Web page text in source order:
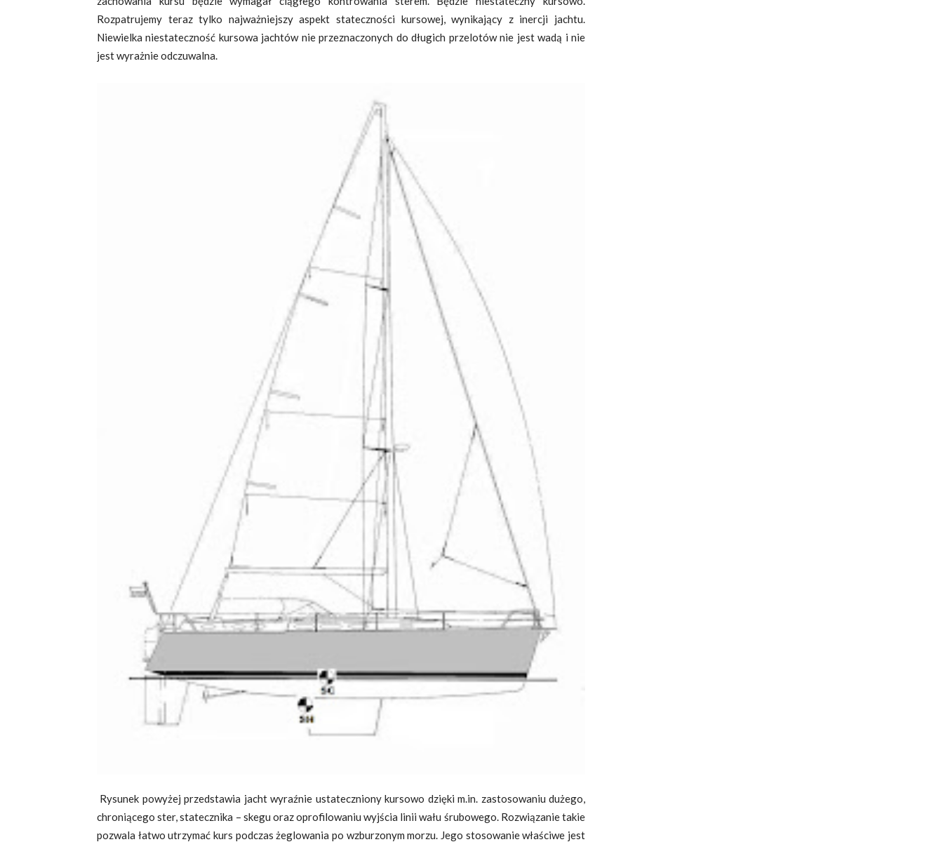
Rozpatrujemy teraz tylko najważniejszy aspekt stateczności kursowej, wynikający z inercji jachtu.
Niewielka niestateczność kursowa jachtów nie przeznaczonych do długich przelotów nie jest wadą i nie
jest wyrażnie odczuwalna.
Rysunek powyżej przedstawia jacht wyraźnie ustateczniony kursowo dzięki m.in. zastosowaniu dużego,
chroniącego ster, statecznika – skegu oraz oprofilowaniu wyjścia linii wału śrubowego. Rozwiązanie takie
pozwala łatwo utrzymać kurs podczas żeglowania po wzburzonym morzu. Jego stosowanie właściwe jest